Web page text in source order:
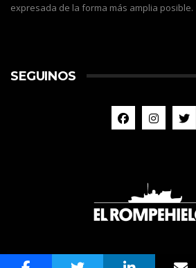
expresada de la forma más amplia posible.
SEGUINOS